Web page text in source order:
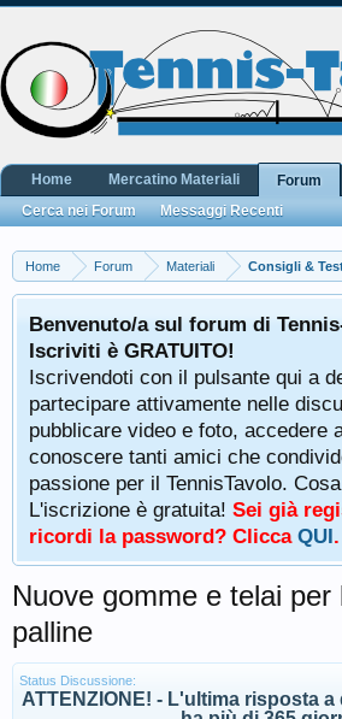
Home Forum Materiali Consigli &
Benvenuto/a sul forum di
Iscriviti è GRATUITO!
Iscrivendoti con il pulsante qui a
partecipare attivamente nelle
pubblicare video e foto, accedere
conoscere tanti amici che
passione per il TennisTavolo.
L'iscrizione è gratuita! Sei già
ricordi la password? Clicca QUI.
Nuove gomme e telai per
palline
Status Discussione:
ATTENZIONE! - L'ultima risposta
Home Mercatino Materiali
Forum
Cerca nei Forum
Messaggi Recenti